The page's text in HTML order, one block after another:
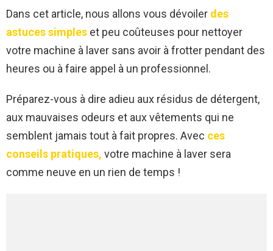
Dans cet article, nous allons vous dévoiler des
astuces simples et peu coûteuses pour nettoyer
votre machine à laver sans avoir à frotter pendant des
heures ou à faire appel à un professionnel.
Préparez-vous à dire adieu aux résidus de détergent,
aux mauvaises odeurs et aux vêtements qui ne
semblent jamais tout à fait propres. Avec ces
conseils pratiques, votre machine à laver sera
comme neuve en un rien de temps !